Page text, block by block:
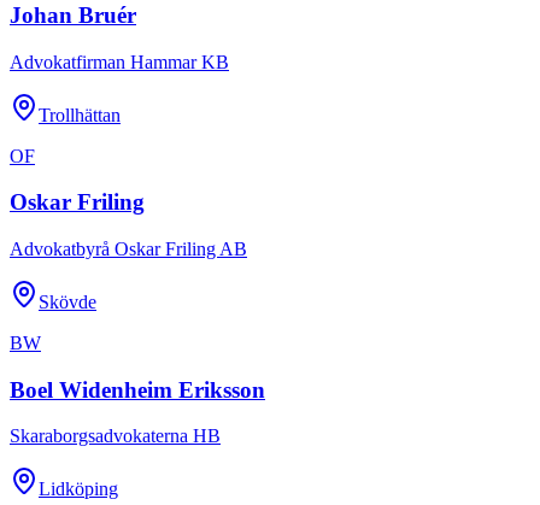
Johan Bruér
Advokatfirman Hammar KB
Trollhättan
OF
Oskar Friling
Advokatbyrå Oskar Friling AB
Skövde
BW
Boel Widenheim Eriksson
Skaraborgsadvokaterna HB
Lidköping